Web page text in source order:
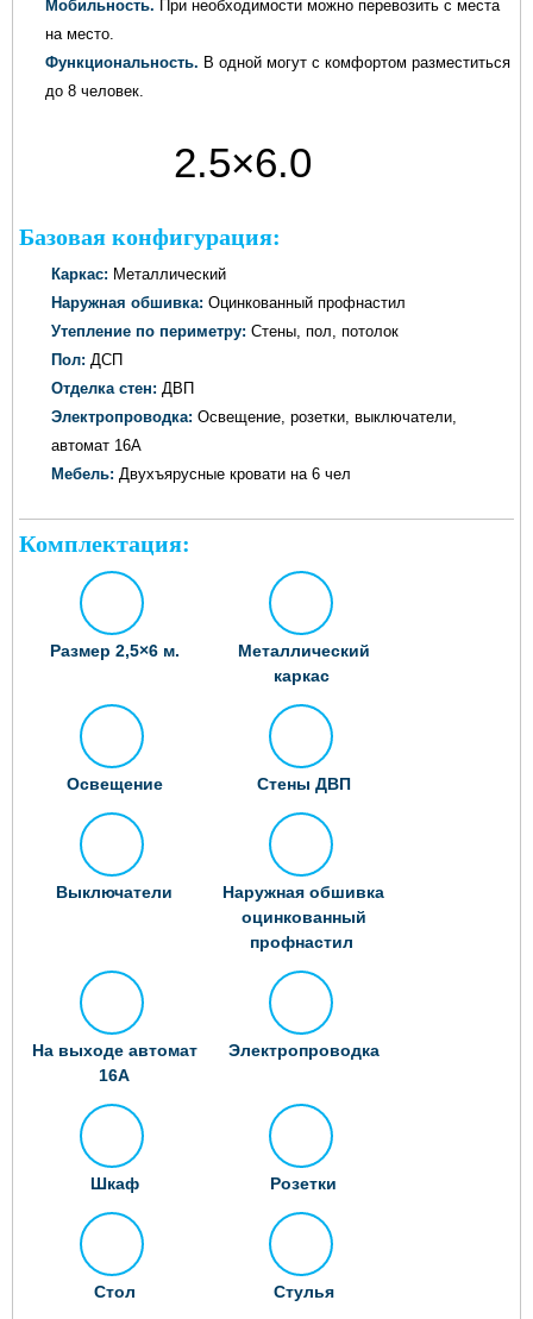
Мобильность. При необходимости можно перевозить с места
на место.
Функциональность. В одной могут с комфортом разместиться
до 8 человек.
2.5×6.0
Базовая конфигурация:
Каркас: Металлический
Наружная обшивка: Оцинкованный профнастил
Утепление по периметру: Стены, пол, потолок
Пол: ДСП
Отделка стен: ДВП
Электропроводка: Освещение, розетки, выключатели,
автомат 16А
Мебель: Двухъярусные кровати на 6 чел
Комплектация:
Размер 2,5×6 м.
Металлический
каркас
Освещение Стены ДВП
Выключатели
Наружная обшивка
оцинкованный
профнастил
На выходе автомат
16А
Электропроводка
Шкаф Розетки
Стол Стулья